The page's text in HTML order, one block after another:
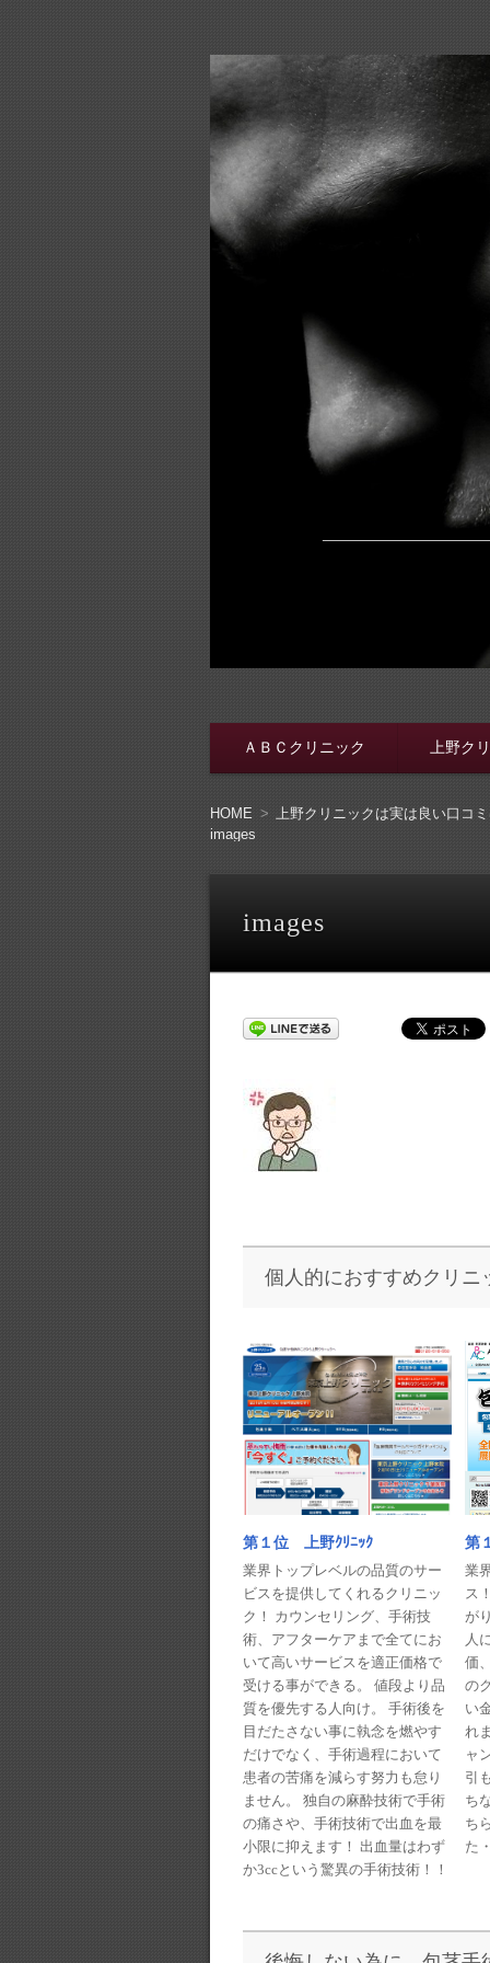
コンテンツへ移動
ＡＢＣクリニック 上野ク
HOME
上野クリニックは実は良い口コ
images
images
個人的におすすめクリニ
第１位 上野ｸﾘﾆｯｸ
業界トップレベルの品質のサー
ビスを提供してくれるクリニッ
ク！ カウンセリング、手術技
術、アフターケアまで全てにお
いて高いサービスを適正価格で
受ける事ができる。 値段より品
質を優先する人向け。 手術後を
目だたさない事に執念を燃やす
だけでなく、手術過程において
患者の苦痛を減らす努力も怠り
ません。 独自の麻酔技術で手術
の痛さや、手術技術で出血を最
小限に抑えます！ 出血量はわず
か3ccという驚異の手術技術！！
第
業
ス
が
人
価
の
い
れ
ャ
引
ち
ち
た